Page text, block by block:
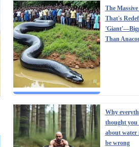
The
That's
Than
Why
thought you
about water
be wrong